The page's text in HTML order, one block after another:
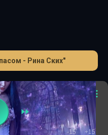
- Рина Ских"
-15 +15